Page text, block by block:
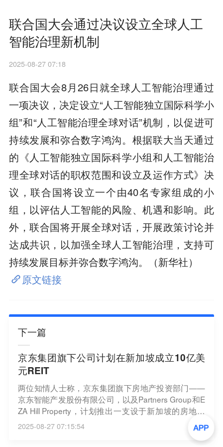
联合国大会通过决议设立全球人工
智能治理新机制
2025-08-27 07:18
联合国大会8月26日就全球人工智能治理通过
一项决议，决定设立“人工智能独立国际科学小
组”和“人工智能治理全球对话”机制，以促进可
持续发展和弥合数字鸿沟。根据联大当天通过
的《人工智能独立国际科学小组和人工智能治
理全球对话的职权范围和设立及运作方式》决
议，联合国将设立一个由40名专家组成的小
组，以评估人工智能的风险、机遇和影响。此
外，联合国将开展全球对话，开展政策讨论并
达成共识，以加强全球人工智能治理，支持可
持续发展目标并弥合数字鸿沟。（新华社）
原文链接
下一篇
京东集团旗下公司计划在新加坡成立10亿美
元REIT
两位知情人士称，京东集团旗下房地产投资部门——
京东智能产发股份有限公司，以及Partners Group和E
ZA Hill Property，计划推出一支设于新加坡的房地产
投资信托基金(REIT)，资产价值可能超过10亿美元。
这支REIT最早明年可能在新加坡交易所上市，计划不
2025-08-27 07:15:54